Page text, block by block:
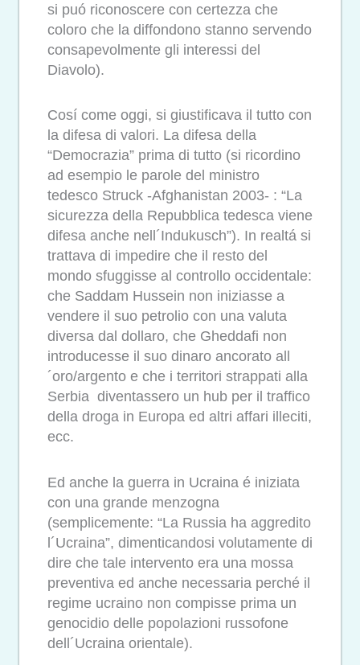
si puó riconoscere con certezza che
coloro che la diffondono stanno servendo
consapevolmente gli interessi del
Diavolo).
Cosí come oggi, si giustificava il tutto con
la difesa di valori. La difesa della
“Democrazia” prima di tutto (si ricordino
ad esempio le parole del ministro
tedesco Struck -Afghanistan 2003- : “La
sicurezza della Repubblica tedesca viene
difesa anche nell´Indukusch”). In realtá si
trattava di impedire che il resto del
mondo sfuggisse al controllo occidentale:
che Saddam Hussein non iniziasse a
vendere il suo petrolio con una valuta
diversa dal dollaro, che Gheddafi non
introducesse il suo dinaro ancorato all
´oro/argento e che i territori strappati alla
Serbia diventassero un hub per il traffico
della droga in Europa ed altri affari illeciti,
ecc.
Ed anche la guerra in Ucraina é iniziata
con una grande menzogna
(semplicemente: “La Russia ha aggredito
l´Ucraina”, dimenticandosi volutamente di
dire che tale intervento era una mossa
preventiva ed anche necessaria perché il
regime ucraino non compisse prima un
genocidio delle popolazioni russofone
dell´Ucraina orientale).